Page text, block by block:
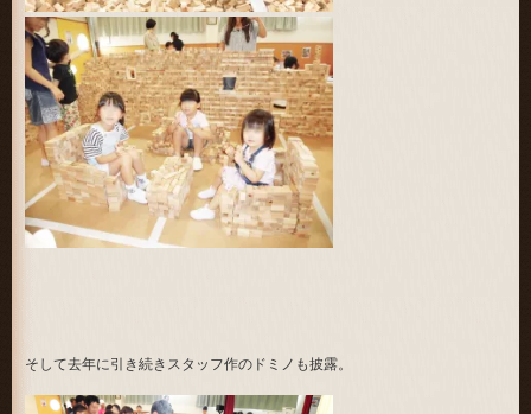
そして去年に引き続きスタッフ作のドミノも披露。